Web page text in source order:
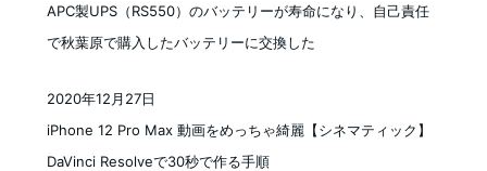
APC製UPS（RS550）のバッテリーが寿命になり、自己責任
で秋葉原で購入したバッテリーに交換した
iPhone 12 Pro Max 動画をめっちゃ綺麗【シネマティック】
DaVinci Resolveで30秒で作る手順
2020年12月27日